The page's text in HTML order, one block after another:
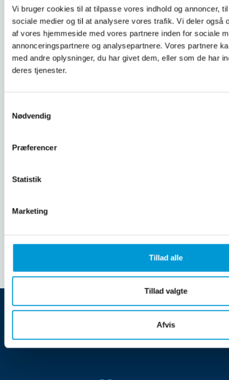
Vi bruger cookies til at tilpasse vores indhold og annoncer,
sociale medier og til at analysere vores trafik. Vi deler også
af vores hjemmeside med vores partnere inden for sociale
annonceringspartnere og analysepartnere. Vores partnere
med andre oplysninger, du har givet dem, eller som de har
deres tjenester.
Nødvendig
Præferencer
Statistik
Marketing
Tillad alle
Tillad valgte
Afvis
Anmeldelse fra installatør
1
Ejendomsoplysninger
Hvad er der
foretaget på
ejendommen?
Varmeveksleranlæg